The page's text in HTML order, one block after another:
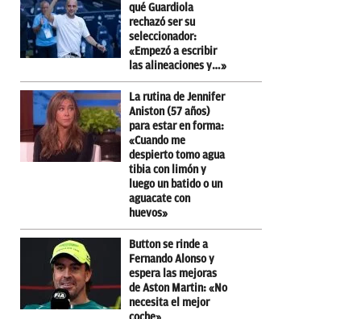
qué Guardiola
rechazó ser su
seleccionador:
«Empezó a escribir
las alineaciones y…»
La rutina de Jennifer
Aniston (57 años)
para estar en forma:
«Cuando me
despierto tomo agua
tibia con limón y
luego un batido o un
aguacate con
huevos»
Button se rinde a
Fernando Alonso y
espera las mejoras
de Aston Martin: «No
necesita el mejor